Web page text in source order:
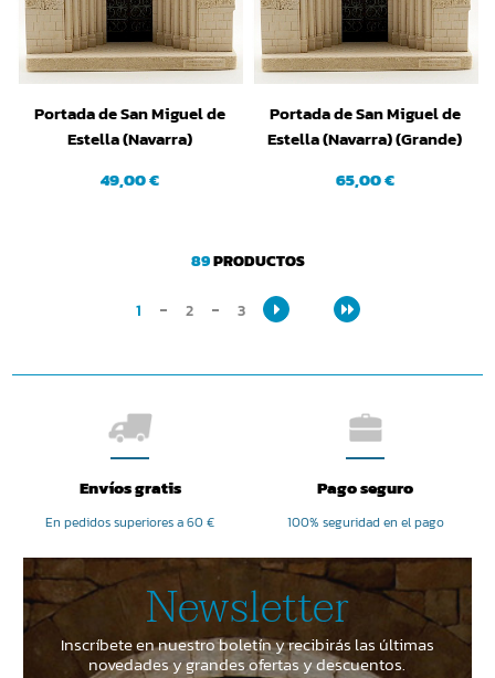
Portada de San Miguel de
Estella (Navarra)
49,00 €
Portada de San Miguel de
Estella (Navarra) (Grande)
65,00 €
89PRODUCTOS
1 2 3
Envíos gratis
En pedidos superiores a 60 €
Pago seguro
100% seguridad en el pago
Newsletter
Inscríbete en nuestro boletín y recibirás las últimas
novedades y grandes ofertas y descuentos.